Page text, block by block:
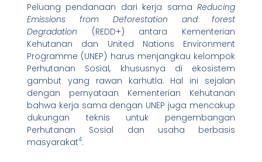
Peluang pendanaan dari kerja samaReducing
Emissions from Deforestation and forest
Degradation (REDD+) antara Kementerian
Kehutanan dan United Nations Environment
Programme (UNEP) harus menjangkau kelompok
Perhutanan Sosial, khususnya di ekosistem
gambut yang rawan karhutla. Hal ini sejalan
dengan pernyataan Kementerian Kehutanan
bahwa kerja sama dengan UNEP juga mencakup
dukungan teknis untuk pengembangan
Perhutanan Sosial dan usaha berbasis
masyarakat4.